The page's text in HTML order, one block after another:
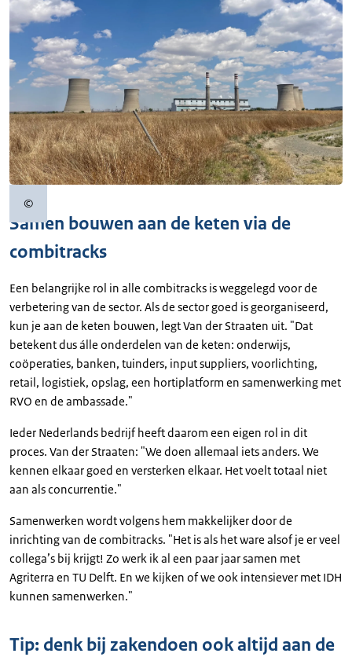
©Copyrightinformatie
Samen bouwen aan de keten via de
combitracks
Een belangrijke rol in alle combitracks is weggelegd voor de
verbetering van de sector. Als de sector goed is georganiseerd,
kun je aan de keten bouwen, legt Van der Straaten uit. "Dat
betekent dus álle onderdelen van de keten: onderwijs,
coöperaties, banken, tuinders, input suppliers, voorlichting,
retail, logistiek, opslag, een hortiplatform en samenwerking met
RVO en de ambassade."
Ieder Nederlands bedrijf heeft daarom een eigen rol in dit
proces. Van der Straaten: "We doen allemaal iets anders. We
kennen elkaar goed en versterken elkaar. Het voelt totaal niet
aan als concurrentie."
Samenwerken wordt volgens hem makkelijker door de
inrichting van de combitracks. "Het is als het ware alsof je er veel
collega’s bij krijgt! Zo werk ik al een paar jaar samen met
Agriterra en TU Delft. En we kijken of we ook intensiever met IDH
kunnen samenwerken."
Tip: denk bij zakendoen ook altijd aan de